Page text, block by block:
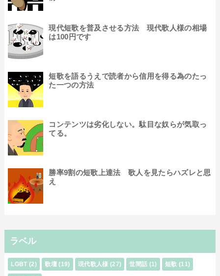
現代短歌を普及させる方法 現代歌人様の相場
は100円です
短歌を語るうえで読者から信用を得る為のたっ
た一つの方法
コンテンツは劣化しない。駄目な奴らが気取っ
てる。
勝率9割の短歌上達法 歌人を見たらハズレと思
え
ラベル
LGBT (2) 歌壇 (19) 現代歌人様 (27) 世間話 (1) 短歌 (11)